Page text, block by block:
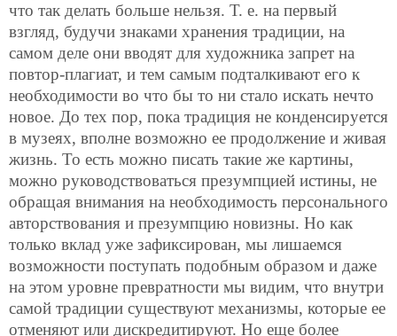
что так делать больше нельзя. Т. е. на первый
взгляд, будучи знаками хранения традиции, на
самом деле они вводят для художника запрет на
повтор-плагиат, и тем самым подталкивают его к
необходимости во что бы то ни стало искать нечто
новое. До тех пор, пока традиция не конденсируется
в музеях, вполне возможно ее продолжение и живая
жизнь. То есть можно писать такие же картины,
можно руководствоваться презумпцией истины, не
обращая внимания на необходимость персонального
авторствования и презумпцию новизны. Но как
только вклад уже зафиксирован, мы лишаемся
возможности поступать подобным образом и даже
на этом уровне превратности мы видим, что внутри
самой традиции существуют механизмы, которые ее
отменяют или дискредитируют. Но еще более